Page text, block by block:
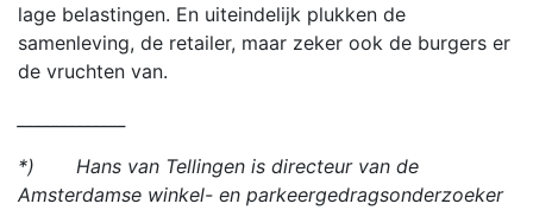
lage belastingen. En uiteindelijk plukken de
samenleving, de retailer, maar zeker ook de burgers er
de vruchten van.
*) Hans van Tellingen is directeur van de
Amsterdamse winkel- en parkeergedragsonderzoeker